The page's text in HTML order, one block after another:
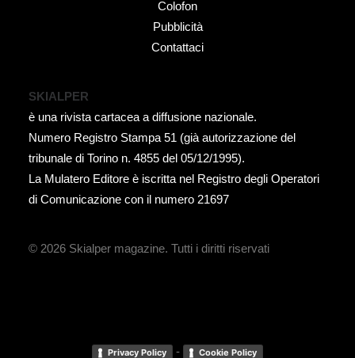
Colofon
Pubblicità
Contattaci
SKIALPER
è una rivista cartacea a diffusione nazionale.
Numero Registro Stampa 51 (già autorizzazione del
tribunale di Torino n. 4855 del 05/12/1995).
La Mulatero Editore è iscritta nel Registro degli Operatori
di Comunicazione con il numero 21697
© 2026 Skialper magazine. Tutti i diritti riservati
Privacy Policy - Cookie Policy